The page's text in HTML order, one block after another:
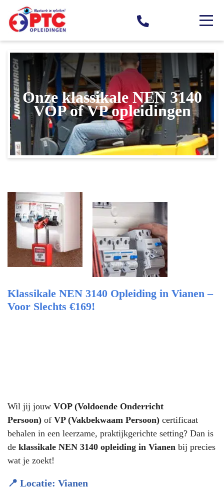
Onze klassikale NEN 3140
VOP of VP opleidingen
Klassikale NEN 3140 Opleiding in Vianen –
Voor Slechts €169!
Wil jij jouw VOP (Voldoende Onderricht
Persoon) of VP (Vakbekwaam Persoon) certificaat
behalen in een leerzame, praktijkgerichte setting? Dan is
de klassikale NEN 3140 opleiding in Vianen bij precies
wat je zoekt!
📍 Locatie: Vianen